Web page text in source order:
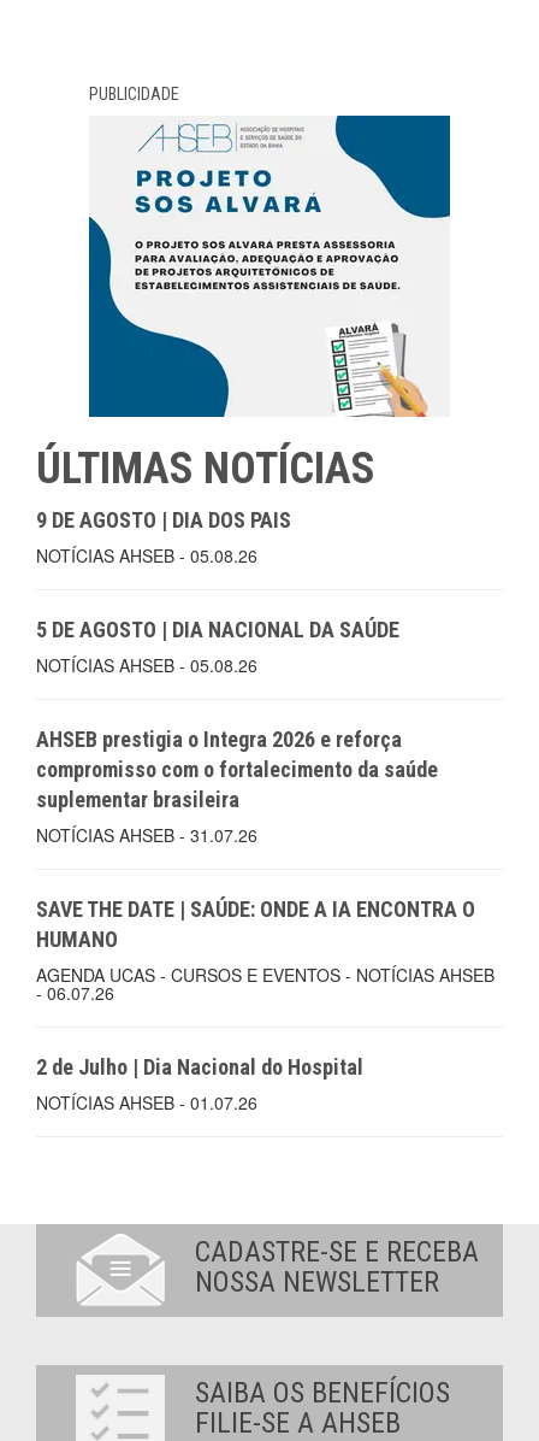
PUBLICIDADE
ÚLTIMAS NOTÍCIAS
9 DE AGOSTO | DIA DOS PAIS
NOTÍCIAS AHSEB - 05.08.26
5 DE AGOSTO | DIA NACIONAL DA SAÚDE
NOTÍCIAS AHSEB - 05.08.26
AHSEB prestigia o Integra 2026 e reforça
compromisso com o fortalecimento da saúde
suplementar brasileira
NOTÍCIAS AHSEB - 31.07.26
SAVE THE DATE | SAÚDE: ONDE A IA ENCONTRA O
HUMANO
AGENDA UCAS - CURSOS E EVENTOS - NOTÍCIAS AHSEB
- 06.07.26
2 de Julho | Dia Nacional do Hospital
NOTÍCIAS AHSEB - 01.07.26
CADASTRE-SE E RECEBA
NOSSA NEWSLETTER
SAIBA OS BENEFÍCIOS
FILIE-SE A AHSEB